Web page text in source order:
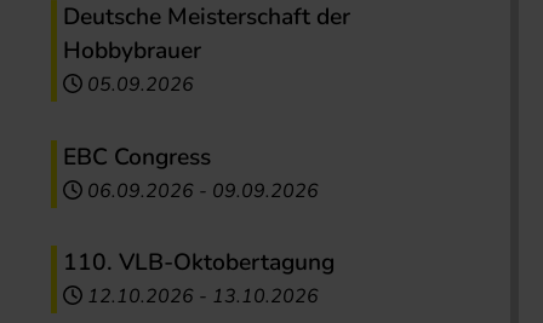
Deutsche Meisterschaft der
Hobbybrauer
05.09.2026
EBC Congress
06.09.2026 - 09.09.2026
110. VLB-Oktobertagung
12.10.2026 - 13.10.2026